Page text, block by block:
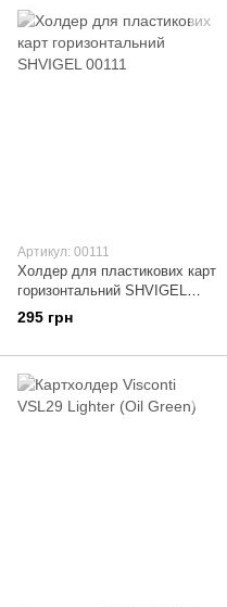
Артикул: 00111
Холдер для пластикових карт
горизонтальний SHVIGEL
00111
295 грн